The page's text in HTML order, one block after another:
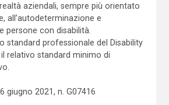
aziendali, sempre più orientato
all’autodeterminazione e
persone con disabilità.
standard professionale del Disability
relativo standard minimo di
giugno 2021, n. G07416